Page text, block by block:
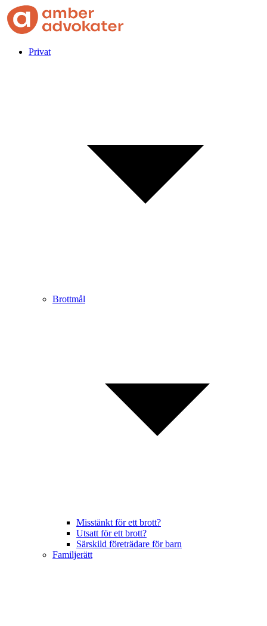
Privat
Brottmål
Misstänkt för ett brott?
Utsatt för ett brott?
Särskild företrädare för barn
Familjerätt